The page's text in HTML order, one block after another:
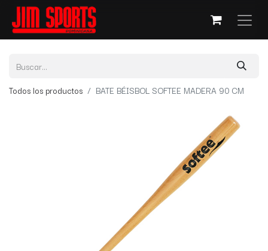
Todos los productos BATE BÉISBOL SOFTEE MADERA 90 CM